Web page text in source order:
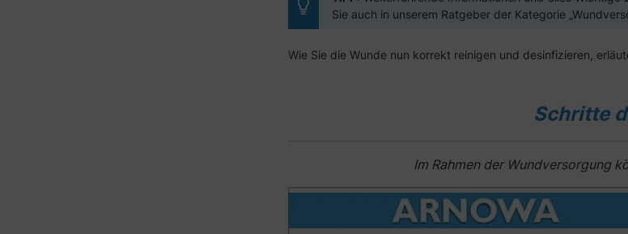
Sie auch in unserem Ratgeber der Kategorie
Wie Sie die Wunde nun korrekt reinigen und desinfizieren,
Schritte
Im Rahmen der Wundversorgung